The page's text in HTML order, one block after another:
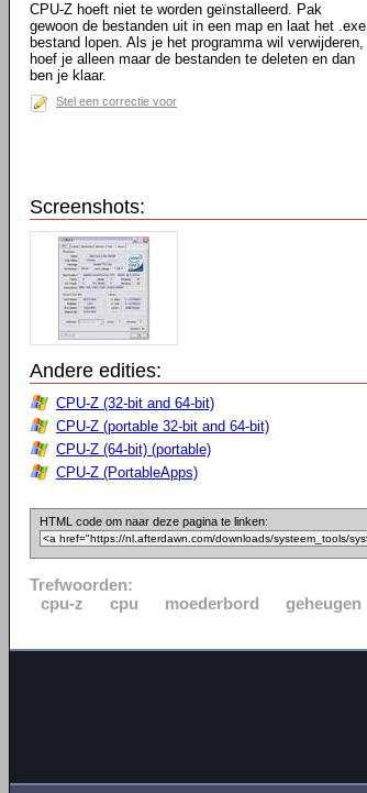
CPU-Z hoeft niet te worden geïnstalleerd. Pak
gewoon de bestanden uit in een map en laat het .exe
bestand lopen. Als je het programma wil verwijderen,
hoef je alleen maar de bestanden te deleten en dan
ben je klaar.
Stel een correctie voor
Screenshots:
Andere edities:
CPU-Z (32-bit and 64-bit)
CPU-Z (portable 32-bit and 64-bit)
CPU-Z (64-bit) (portable)
CPU-Z (PortableApps)
HTML code om naar deze pagina te linken:
Trefwoorden:
cpu-z
cpu moederbord geheugen